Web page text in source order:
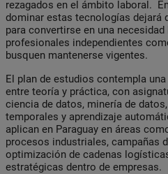
rezagados en el ámbito laboral.
dominar estas tecnologías dejará
para convertirse en una
profesionales independientes
busquen mantenerse vigentes.
El plan de estudios contempla
entre teoría y práctica, con
ciencia de datos, minería de
temporales y aprendizaje
aplican en Paraguay en áreas
procesos industriales, campañas
optimización de cadenas
estratégicas dentro de empresas.